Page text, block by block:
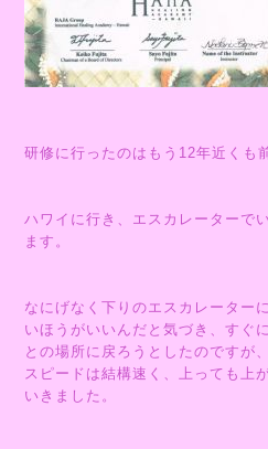
研修に行ったのはもう12年近くも
ハワイに行き、エスカレーターで
ます。
なにげなく下りのエスカレーター
いほうがいいんだと気づき、すぐ
との場所に戻ろうとしたのですが
スピードは結構速く、上っても上
いきました。